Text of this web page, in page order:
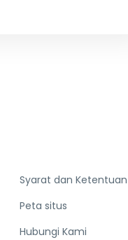
Syarat dan Ketentuan
Peta situs
Hubungi Kami